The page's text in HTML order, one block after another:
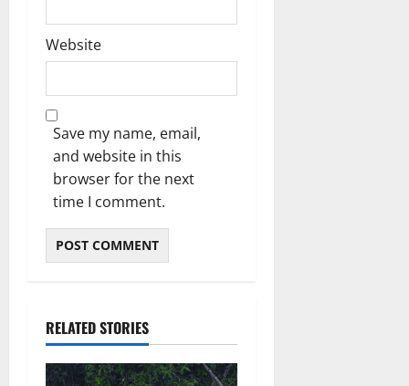
Website
Save my name, email,
and website in this
browser for the next
time I comment.
RELATED STORIES